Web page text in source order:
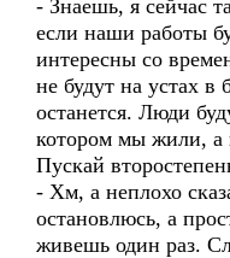
- Знаешь, я сейчас
если наши работы
интересны со
не будут на устах
останется. Люди
котором мы жили, а
Пускай
- Хм, а неплохо
остановлюсь, а
живешь один раз.